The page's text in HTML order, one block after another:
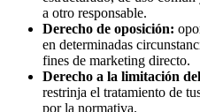
a otro responsable.
Derecho de oposición:
en determinadas
fines de marketing directo.
Derecho a la limitación
restrinja el tratamiento de
por la normativa.